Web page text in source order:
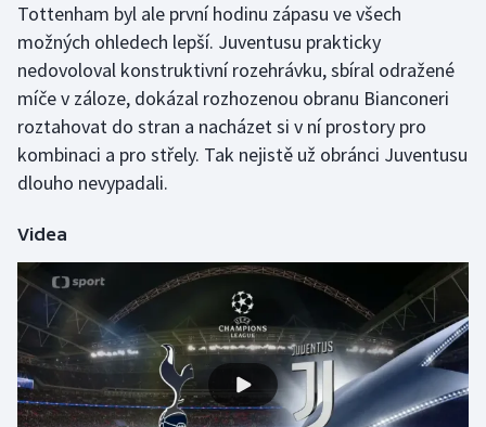
Moderní pětiboj
Motorsport
Olympijské hry
Parasport
Plavání
Plážový volejbal
Ragby
Rychlobruslení
Tottenham byl ale první hodinu zápasu ve všech
možných ohledech lepší. Juventusu prakticky
nedovoloval konstruktivní rozehrávku, sbíral odražené
míče v záloze, dokázal rozhozenou obranu Bianconeri
roztahovat do stran a nacházet si v ní prostory pro
kombinaci a pro střely. Tak nejistě už obránci Juventusu
dlouho nevypadali.
Videa